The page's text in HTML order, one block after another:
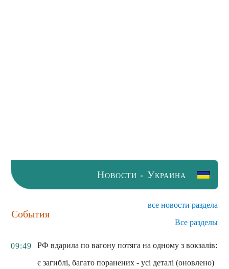
Новости - Украина
События
все новости раздела
Все разделы
09:49
РФ вдарила по вагону потяга на одному з вокзалів:
є загиблі, багато поранених - усі деталі (оновлено)